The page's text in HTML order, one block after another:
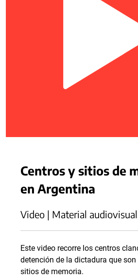
Centros y sitios de
en Argentina
Video | Material audiovisual
Este video recorre los centros
detención de la dictadura que
sitios de memoria.